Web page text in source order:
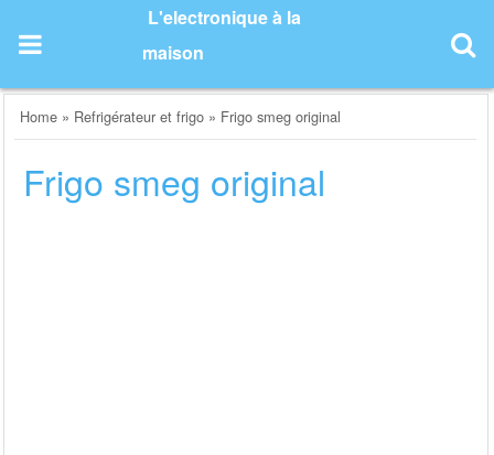
content
L'electronique à la
maison
Home » Refrigérateur et frigo » Frigo smeg original
Frigo smeg original